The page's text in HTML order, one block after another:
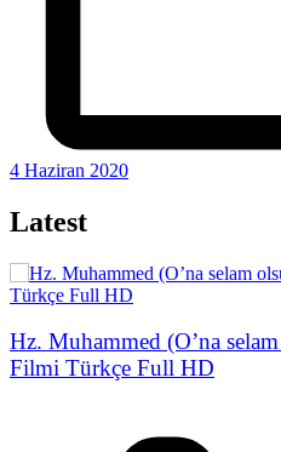
4 Haziran 2020
Latest
Hz. Muhammed (O’na
Filmi Türkçe Full HD